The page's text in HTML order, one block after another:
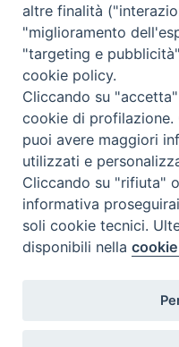
Contatti & Info
C.ne Aurelia, 50 – 00165
Contatti
Scrivi a:
altre finalità
"miglioramento
"targeting e
cookie policy.
Cliccando su
cookie di profilazione.
puoi avere maggiori
utilizzati e
Cliccando su "rifiuta"
informativa
soli cookie tecnici.
disponibili nella